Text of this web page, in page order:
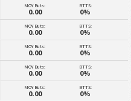
MOY Buts:
0.00
BTTS:
0%
MOY Buts:
0.00
BTTS:
0%
MOY Buts:
0.00
BTTS:
0%
MOY Buts:
0.00
BTTS:
0%
MOY Buts:
0.00
BTTS:
0%